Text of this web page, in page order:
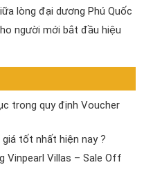
lòng đại dương Phú Quốc
người mới bắt đầu hiệu
trong quy định Voucher
giá tốt nhất hiện nay ?
Vinpearl Villas – Sale Off